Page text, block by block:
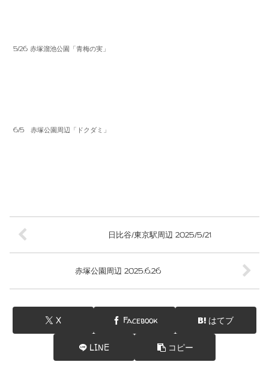
5/26 赤塚溜池公園「青梅の実」
6/5 赤塚公園周辺「ドクダミ」
日比谷/東京駅周辺 2025/5/21
赤塚公園周辺 2025.6.26
X Facebook はてブ
LINE コピー